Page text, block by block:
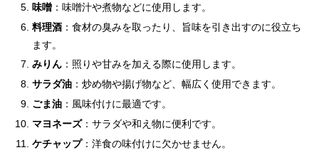
味噌：味噌汁や煮物などに使用します。
料理酒：食材の臭みを取ったり、旨味を引き出すのに役立ち
ます。
みりん：照りや甘みを加える際に使用します。
サラダ油：炒め物や揚げ物など、幅広く使用できます。
ごま油：風味付けに最適です。
マヨネーズ：サラダや和え物に便利です。
ケチャップ：洋食の味付けに欠かせません。